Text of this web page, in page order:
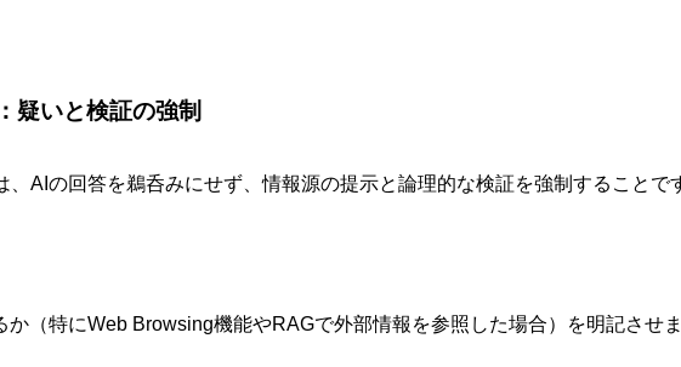
疑いと検証の強制
AIの回答を鵜呑みにせず、情報源の提示と論理的な検証を強制することで
（特にWeb Browsing機能やRAGで外部情報を参照した場合）を明記させま